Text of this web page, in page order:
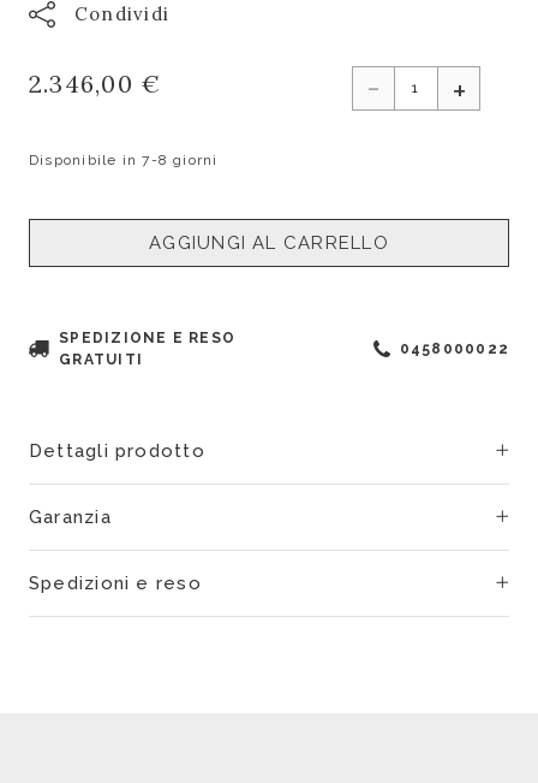
Condividi
2.346,00 € - +
Disponibile in 7-8 giorni
AGGIUNGI AL CARRELLO
SPEDIZIONE E RESO
GRATUITI
0458000022
Dettagli prodotto
Garanzia
Spedizioni e reso